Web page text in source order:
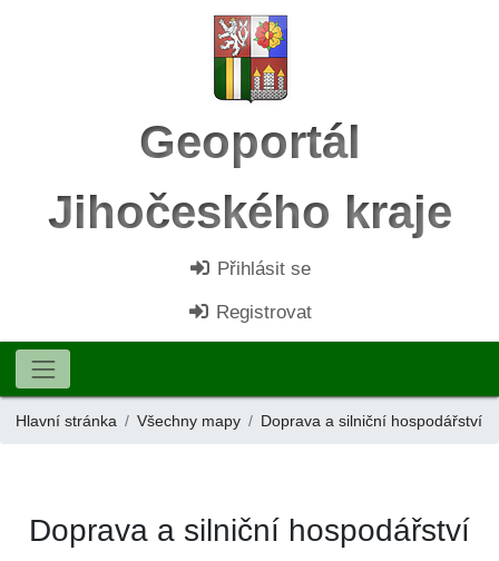
Geoportál
Jihočeského kraje
Přihlásit se
Registrovat
Hlavní stránka Všechny mapy Doprava a silniční hospodářství
Doprava a silniční hospodářství